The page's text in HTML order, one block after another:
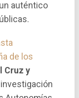
auténtico
de los
Cruz y